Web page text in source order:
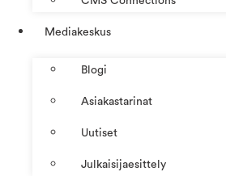
Mediakeskus
Blogi
Asiakastarinat
Uutiset
Julkaisijaesittely